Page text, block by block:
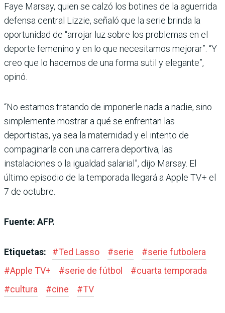
Faye Marsay, quien se calzó los botines de la aguerrida
defensa central Lizzie, señaló que la serie brinda la
oportunidad de “arrojar luz sobre los problemas en el
deporte femenino y en lo que necesitamos mejorar”. “Y
creo que lo hacemos de una forma sutil y elegante”,
opinó.
“No estamos tratando de imponerle nada a nadie, sino
simplemente mostrar a qué se enfrentan las
deportistas, ya sea la maternidad y el intento de
compaginarla con una carrera deportiva, las
instalaciones o la igualdad salarial”, dijo Marsay. El
último episodio de la temporada llegará a Apple TV+ el
7 de octubre.
Fuente: AFP.
Etiquetas: #Ted Lasso #serie #serie futbolera
#Apple TV+ #serie de fútbol #cuarta temporada
#cultura #cine #TV